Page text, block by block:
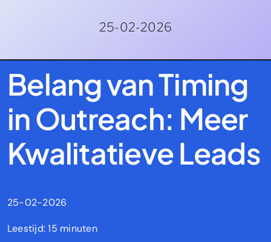
25-02-2026
Belang van Timing
in Outreach: Meer
Kwalitatieve Leads
25-02-2026
Leestijd: 15 minuten